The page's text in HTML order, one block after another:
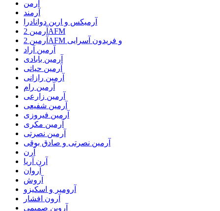
آرمن
آرمند
آرمیکس و ارین دوانادرا
آرمین 2AFM
آرمین 2AFM و فریدون آسرایی
آرمین آراد
آرمین بابادی
آرمین حیاتی
آرمین رازانی
آرمین رام
آرمین زارعی
آرمین شفیعی
آرمین فیروزی
آرمین مکری
آرمین نصرتی
آرمین نصرتی و صادق بوقی
آرن
آرن آریا
آروان
آروش
آرومیر و اسکیزو
آرون افشار
آروین صمیمی